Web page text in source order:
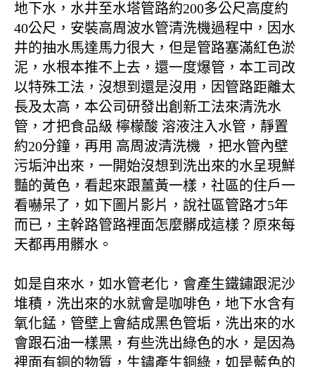
地下水，水井至水塔管路約200多公尺高度約
40公尺，安裝高周波水管清洗機過程中，因水
井的抽水馬達馬力很大，但是管路塞滿紅色淤
泥，水根本推不上去，還一度爆管，本工司改
以特殊工法，沒想到還是沒用，因管路距離太
長及太高，本公司研發出創新工法來清洗水
管，才把食品級 檸檬酸 溶液注入水管，靜置
約20分鐘，再用 高周波清洗機 ，把水管內壁
污垢沖出來，一開始沒想到洗出來的水呈現鮮
豔的黃色，看起來跟薑黃一樣，社區的住戶一
看嚇呆了，如下圖片影片，說社區管路才5年
而已，主幹路管路裡面怎麼髒成這樣？原來每
天都再用髒水。
如是自來水，如水管老化，會產生鐵鏽跟泥沙
堆積，洗出來的水就會是咖啡色，地下水含有
氧化錳，管壁上會結成黑色管垢，洗出來的水
會跟石油一樣黑，有些洗出綠色的水，是因為
裡面有銅的物質，生鏽產生銅綠，如是藍色的